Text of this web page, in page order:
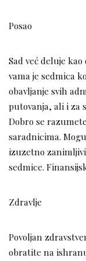
Posao
Sad već deluje
vama je sedmica
obavljanje svih
putovanja, ali i za
Dobro se
saradnicima.
izuzetno
sedmice.
Zdravlje
Povoljan
obratite na